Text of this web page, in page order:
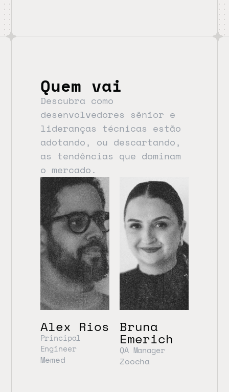
Quem vai
Descubra como
desenvolvedores sênior e
lideranças técnicas estão
adotando, ou descartando,
as tendências que dominam
o mercado.
Alex Rios
Principal
Engineer
Memed
Bruna
Emerich
QA Manager
Zoocha